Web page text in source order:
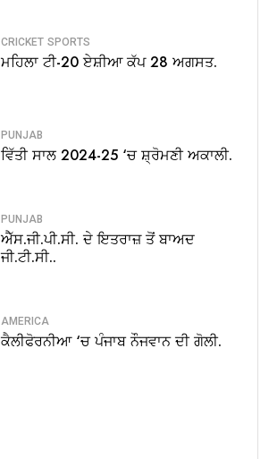
CRICKET SPORTS
ਮਹਿਲਾ ਟੀ-20 ਏਸ਼ੀਆ ਕੱਪ 28 ਅਗਸਤ.
PUNJAB
ਵਿੱਤੀ ਸਾਲ 2024-25 ‘ਚ ਸ਼੍ਰੋਮਣੀ ਅਕਾਲੀ.
PUNJAB
ਐੱਸ.ਜੀ.ਪੀ.ਸੀ. ਦੇ ਇਤਰਾਜ਼ ਤੋਂ ਬਾਅਦ
ਜੀ.ਟੀ.ਸੀ..
AMERICA
ਕੈਲੀਫੋਰਨੀਆ ‘ਚ ਪੰਜਾਬ ਨੌਜਵਾਨ ਦੀ ਗੋਲੀ.